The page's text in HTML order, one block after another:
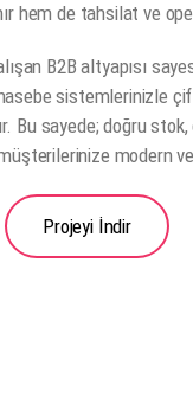
hem de tahsilat ve
B2B altyapısı
sistemlerinizle
Bu sayede; doğru
modern
Projeyi İndir